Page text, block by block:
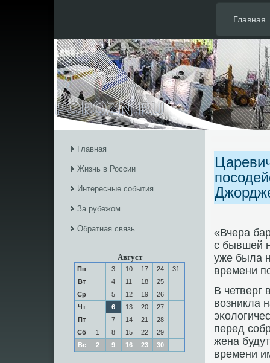
Главная
Главная
Жизнь в России
Интересные события
За рубежом
Обратная связь
Август
Пн 3 10 17 24
31
Вт
4 11 18
25
Ср
5 12 19
26
Чт
6 13 20
27
Пт
7 14 21
28
Сб
1 8 15 22
29
Вс
2 9 16 23 30
«Вчера
с бывшей
уже была
времени
В четверг
возникла
перед
жена
времени